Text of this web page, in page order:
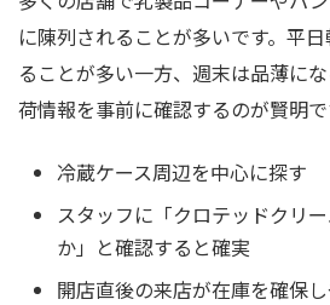
に陳列されることが多いです。平
ることが多い一方、週末は品薄に
荷情報を事前に確認するのが賢明で
冷蔵ケース周辺を中心に探す
スタッフに「クロテッドクリ
か」と確認すると確実
開店直後の来店が在庫を確保